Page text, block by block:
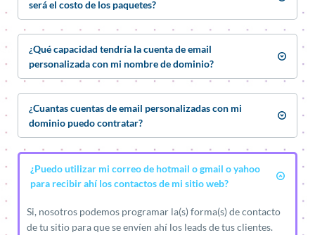
será el costo de los paquetes?
Una vez terminada la promoción de octubre el costo del
paquete básico será de 80 USD y el Avanzado a 100 USD.
¿Qué capacidad tendría la cuenta de email
personalizada con mi nombre de dominio?
La cuenta de email personalizada con tu nombre de dominio
que se contrata como paquete adicional, tiene una capacidad
de 1 GB.
¿Cuantas cuentas de email personalizadas con mi
dominio puedo contratar?
Las que necesites siempre y cuando pagues los 5 USD
anuales por cuenta.
¿Puedo utilizar mi correo de hotmail o gmail o yahoo
para recibir ahí los contactos de mi sitio web?
Si, nosotros podemos programar la(s) forma(s) de contacto
de tu sitio para que se envíen ahí los leads de tus clientes.